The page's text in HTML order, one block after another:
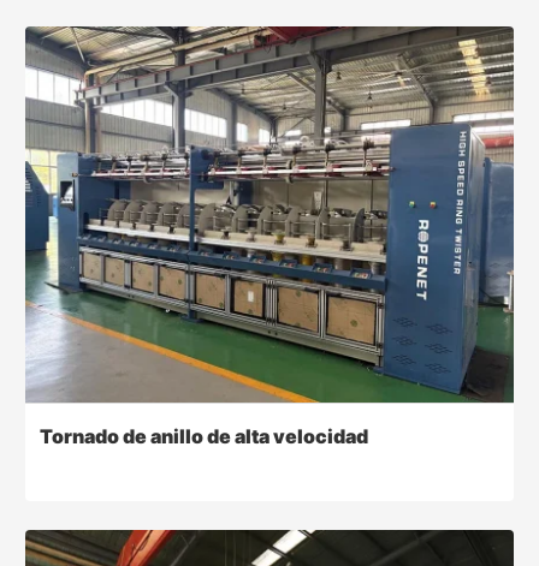
Tornado de anillo de alta velocidad